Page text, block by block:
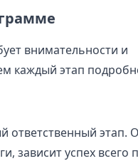
внимательности и
каждый этап
ответственный этап.
зависит успех всего